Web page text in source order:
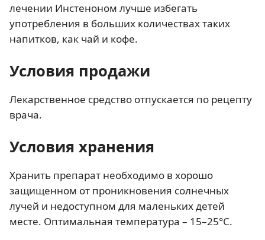
лечении Инстеноном лучше избегать
употребления в больших количествах таких
напитков, как чай и кофе.
Условия продажи
Лекарственное средство отпускается по рецепту
врача.
Условия хранения
Хранить препарат необходимо в хорошо
защищенном от проникновения солнечных
лучей и недоступном для маленьких детей
месте. Оптимальная температура – 15–25°С.